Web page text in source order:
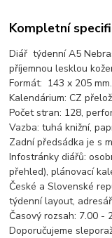
Kompletní
Diář týdenní A5
příjemnou lesklou
Formát: 143 x 205 mm.
Kalendárium: CZ
Počet stran: 128,
Vazba: tuhá knižní,
Zadní předsádka je s
Infostránky diářů:
přehled), plánovací
České a Slovenské
týdenní layout,
Časový rozsah: 7.00 -
Doporučujeme